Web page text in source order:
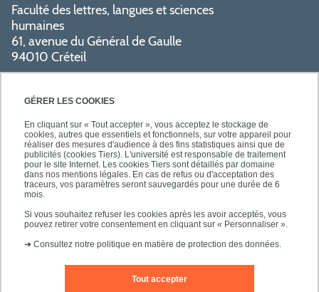
GÉRER LES COOKIES
En cliquant sur « Tout accepter », vous acceptez le stockage de
cookies, autres que essentiels et fonctionnels, sur votre appareil pour
réaliser des mesures d'audience à des fins statistiques ainsi que de
publicités (cookies Tiers). L'université est responsable de traitement
pour le site Internet. Les cookies Tiers sont détaillés par domaine
dans nos mentions légales. En cas de refus ou d'acceptation des
traceurs, vos paramètres seront sauvegardés pour une durée de 6
mois.
Si vous souhaitez refuser les cookies après les avoir acceptés, vous
pouvez retirer votre consentement en cliquant sur « Personnaliser ».
➜ Consultez notre politique en matière de protection des données.
Tout accepter
Faculté des lettres, langues et sciences
humaines
61, avenue du Général de Gaulle
94010 Créteil
PRATIQUE
SUIVEZ-NOUS
Contact